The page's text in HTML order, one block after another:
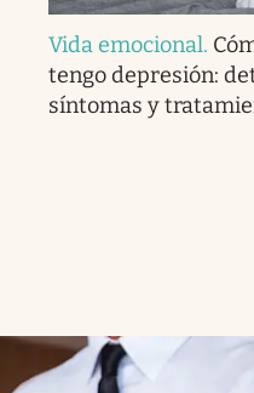
Vida emocional.
tengo depresión:
síntomas y